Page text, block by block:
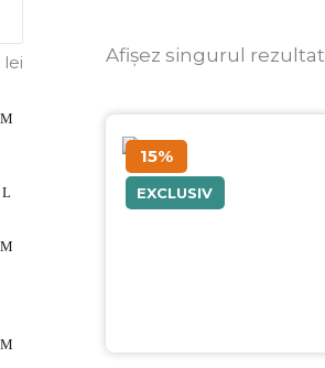
lei Afișez singurul rezultat
15%
EXCLUSIV